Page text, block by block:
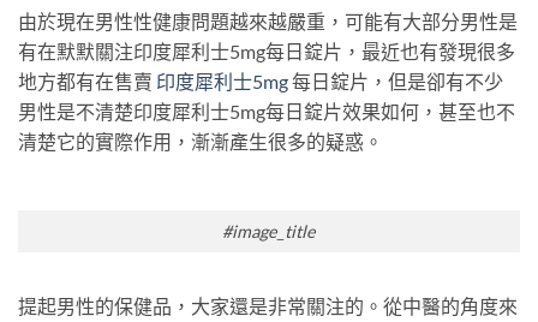
由於現在男性性健康問題越來越嚴重，可能有大部分男性是
有在默默關注印度犀利士5mg每日錠片，最近也有發現很多
地方都有在售賣 印度犀利士5mg每日錠片，但是卻有不少
男性是不清楚印度犀利士5mg每日錠片效果如何，甚至也不
清楚它的實際作用，漸漸產生很多的疑惑。
#image_title
提起男性的保健品，大家還是非常關注的。從中醫的角度來